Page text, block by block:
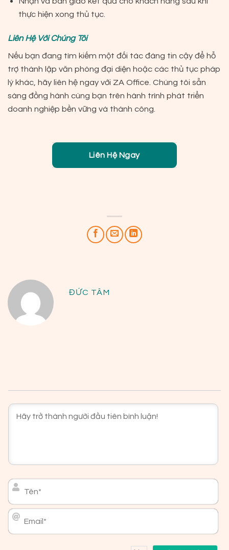
thực hiện xong thủ tục.
Liên Hệ Với Chúng Tôi
Nếu bạn đang tìm kiếm một đối tác đáng tin cậy để hỗ
trợ thành lập văn phòng đại diện hoặc các thủ tục pháp
lý khác, hãy liên hệ ngay với ZA Office. Chúng tôi sẵn
sàng đồng hành cùng bạn trên hành trình phát triển
doanh nghiệp bền vững và thành công.
Liên Hệ Ngay
ĐỨC TÂM
Tên*